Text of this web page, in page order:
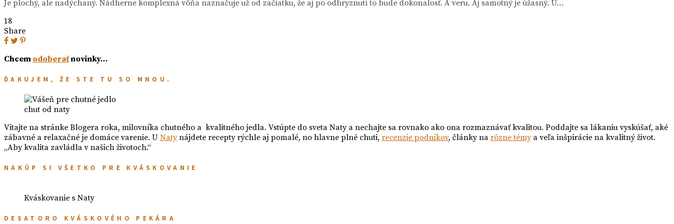
Je plochý, ale nadýchaný. Nádherne komplexná vôňa naznačuje už od začiatku, že aj po odhryznutí to bude dokonalosť. A veru. Aj samotný je úžasný. U…
18
Share
Chcem odoberaťnovinky…
ĎAKUJEM, ŽE STE TU SO MNOU.
chut od naty
Vitajte na stránke Blogera roka, milovníka chutného a kvalitného jedla. Vstúpte do sveta Naty a nechajte sa rovnako ako ona rozmaznávať kvalitou. Poddajte sa lákaniu vyskúšať, aké
zábavné a relaxačné je domáce varenie. U Natynájdete recepty rýchle aj pomalé, no hlavne plné chuti, recenzie podnikov, články na rôzne témya veľa inšpirácie na kvalitný život.
„Aby kvalita zavládla v našich životoch.“
NAKÚP SI VŠETKO PRE KVÁSKOVANIE
Kváskovanie s Naty
DESATORO KVÁSKOVÉHO PEKÁRA